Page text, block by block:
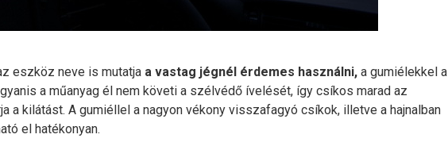
eszköz neve is mutatja a vastag jégnél érdemes használni, a gumiélekkel a
a műanyag él nem követi a szélvédő ívelését, így csíkos marad az
a kilátást. A gumiéllel a nagyon vékony visszafagyó csíkok, illetve a hajnalban
el hatékonyan.